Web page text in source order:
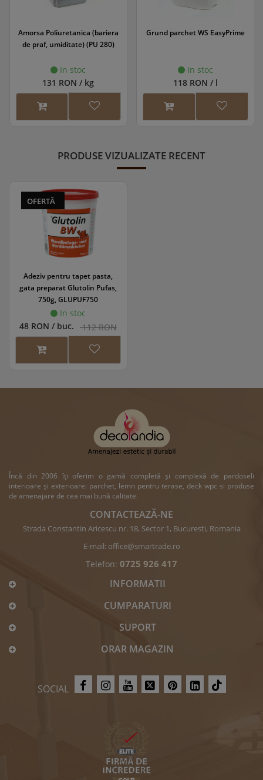
Amorsa Poliuretanica (bariera
de praf, umiditate) (PU 280)
In stoc
131 RON / kg
Grund parchet WS EasyPrime
In stoc
118 RON / l
PRODUSE VIZUALIZATE RECENT
OFERTĂ
Adeziv pentru tapet pasta,
gata preparat Glutolin Pufas,
750g, GLUPUF750
In stoc
48 RON / buc. 112 RON
Încă din 2006 îți oferim o gamă completă și complexă de pardoseli
interioare și exterioare: parchet, lemn pentru terase, deck wpc si produse
de amenajare de cea mai bună calitate.
CONTACTEAZĂ-NE
Strada Constantin Aricescu nr. 18, Sector 1, Bucuresti, Romania
E-mail: office@smartrade.ro
Telefon: 0725 926 417
INFORMATII
CUMPARATURI
SUPORT
ORAR MAGAZIN
SOCIAL